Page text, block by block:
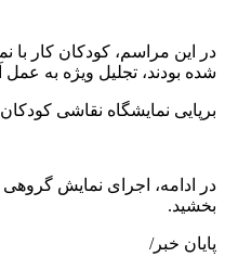
در این مراسم، کودکان کار
شده بودند، تجلیل ویژه به عمل
برپایی نمایشگاه نقاشی
در ادامه، اجرای نمایش
بخشید.
پایان خبر/